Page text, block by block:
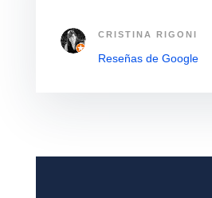
CRISTINA RIGONI
Reseñas de Google